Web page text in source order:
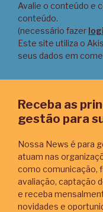
Avalie o conteúdo e
conteúdo.
(necessário fazer
Este site utiliza o
seus dados em
Receba as
gestão para
Nossa News é para
atuam nas
como comunicação,
avaliação, captação
e receba
novidades e